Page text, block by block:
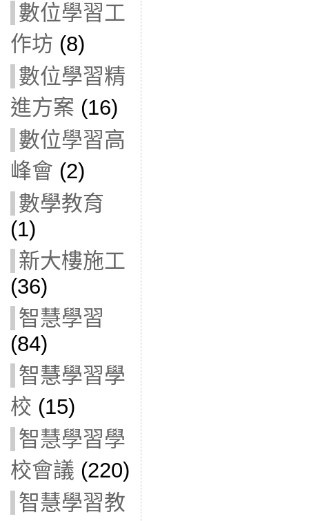
數位學習工
作坊 (8)
數位學習精
進方案 (16)
數位學習高
峰會 (2)
數學教育
(1)
新大樓施工
(36)
智慧學習
(84)
智慧學習學
校 (15)
智慧學習學
校會議 (220)
智慧學習教